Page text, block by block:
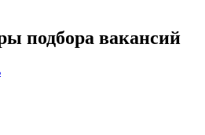
подбора вакансий